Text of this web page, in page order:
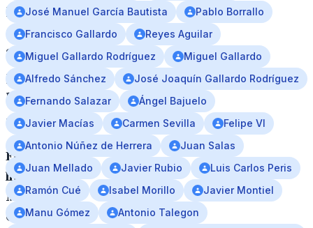
para
el
29
por
la
mañana.
El
libro
Mi
Cristo
José Manuel García Bautista
Pablo Borrallo
Francisco Gallardo
Reyes Aguilar
Miguel Gallardo Rodríguez
Miguel Gallardo
Alfredo Sánchez
José Joaquín Gallardo Rodríguez
Fernando Salazar
Ángel Bajuelo
Javier Macías
Carmen Sevilla
Felipe VI
Antonio Núñez de Herrera
Juan Salas
Juan Mellado
Javier Rubio
Luis Carlos Peris
Ramón Cué
Isabel Morillo
Javier Montiel
Manu Gómez
Antonio Talegon